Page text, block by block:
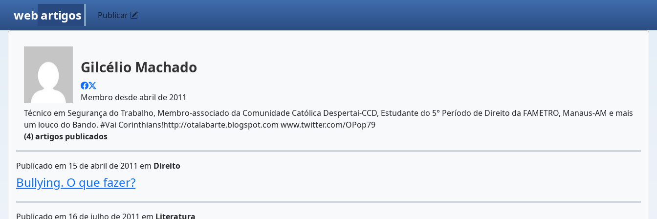
web artigos Publicar
Gilcélio Machado
Membro desde abril de 2011
Técnico em Segurança do Trabalho, Membro-associado da Comunidade Católica Despertai-CCD, Estudante do 5° Período de Direito da FAMETRO, Manaus-AM e mais
um louco do Bando. #Vai Corinthians!http://otalabarte.blogspot.com www.twitter.com/OPop79
(4) artigos publicados
Publicado em 15 de abril de 2011 em Direito
Bullying. O que fazer?
Publicado em 16 de julho de 2011 em Literatura